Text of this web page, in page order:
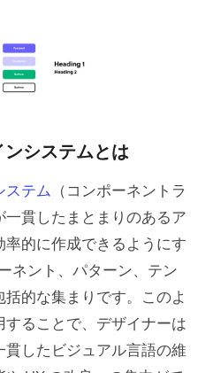
システムとは
ステム （コンポーネントラ
貫したまとまりのあるア
的に作成できるようにす
ネント、パターン、テン
的な集まりです。このよ
ることで、デザイナーは
したビジュアル言語の維